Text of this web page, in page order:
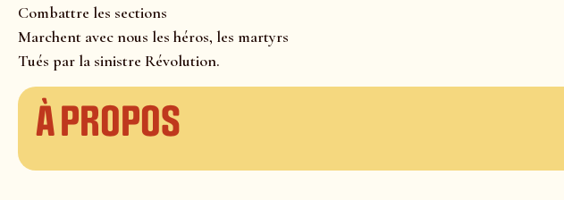
Combattre les sections
Marchent avec nous les héros, les martyrs
Tués par la sinistre Révolution.
À propos